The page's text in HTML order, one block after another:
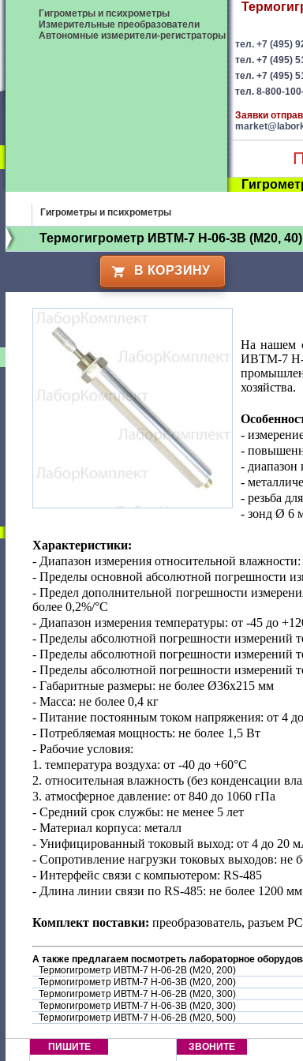
Гигрометры и психрометры
Измерительные преобразователи
Автономные измерители-регистраторы
тел. +7 (495)
тел. +7 (495)
тел. +7 (495)
тел. 8-800-
Заявки
Гигрометры и психрометры
Термогигрометр ИВТМ-7 Н-06-3В (М20, 40)
В КОРЗИНУ
На нашем
ИВТМ-7 Н-
хозяйства.
-
-
- диапазон
-
- резьба
- зонд Ø 6
Характеристики:
- Диапазон измерения относительной
- Пределы основной абсолютной погрешности
-Предел дополнительной погрешности
более 0,2%/°С
- Диапазон измерения температуры: от -45 до
- Пределы абсолютной погрешности измерений
- Пределы абсолютной погрешности измерений
- Пределы абсолютной погрешности измерений
- Габаритные размеры: не более Ø36х215 мм
- Масса: не более 0,4 кг
- Питание постоянным током напряжения: от 4
- Потребляемая мощность: не более 1,5 Вт
- Рабочие условия:
1. температура воздуха: от -40 до +60°С
2. относительная влажность (без конденсации
3. атмосферное давление: от 840 до 1060 гПа
- Средний срок службы: не менее 5 лет
- Материал корпуса: металл
- Унифицированный токовый выход: от 4 до
- Сопротивление нагрузки токовых выходов: не
- Интерфейс связи с компьютером: RS-485
- Длина линии связи по RS-485: не более 1200 мм
Комплект поставки: преобразователь, разъем
А также предлагаем посмотреть лабораторное
Термогигрометр ИВТМ-7 Н-06-2В (М20, 200)
Термогигрометр ИВТМ-7 Н-06-3В (М20, 200)
Термогигрометр ИВТМ-7 Н-06-2В (М20, 300)
Термогигрометр ИВТМ-7 Н-06-3В (М20, 300)
Термогигрометр ИВТМ-7 Н-06-2В (М20, 500)
ПИШИТЕ ЗВОНИТЕ